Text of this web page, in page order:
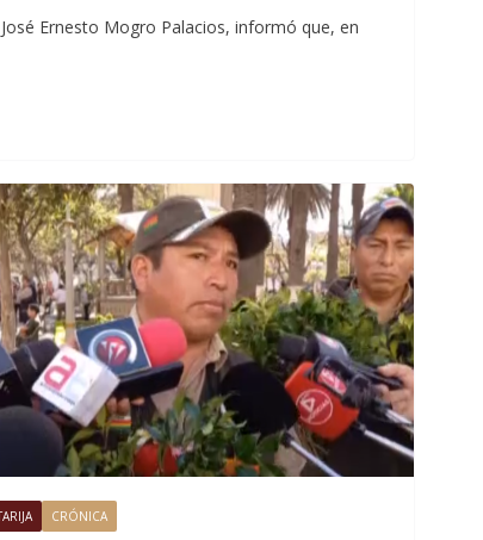
Ernesto Mogro Palacios, informó que, en
CRÓNICA